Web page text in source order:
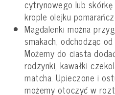
cytrynowego lub
krople olejku
Magdalenki można
smakach, odchodząc
Możemy do ciasta
rodzynki, kawałki
matcha. Upieczone i
możemy otoczyć w